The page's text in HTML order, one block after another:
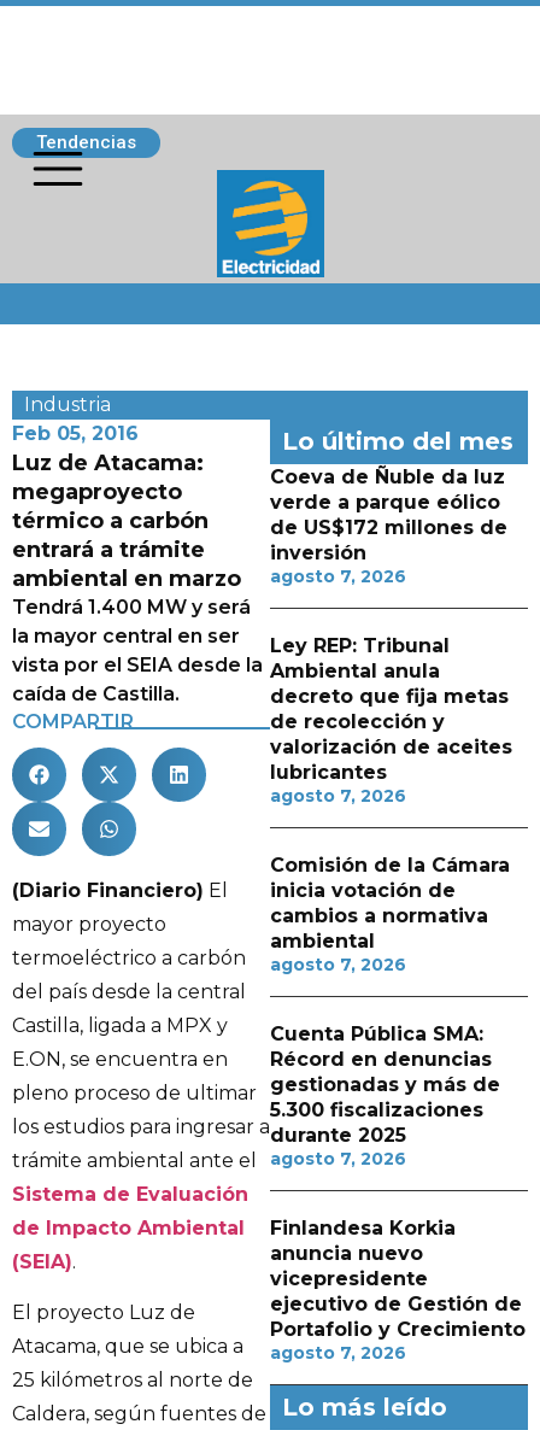
Tendencias
Industria
Feb 05, 2016
Luz de Atacama:
megaproyecto
térmico a carbón
entrará a trámite
ambiental en marzo
Tendrá 1.400 MW y será
la mayor central en ser
vista por el SEIA desde la
caída de Castilla.
COMPARTIR
(Diario Financiero) El
mayor proyecto
termoeléctrico a carbón
del país desde la central
Castilla, ligada a MPX y
E.ON, se encuentra en
pleno proceso de ultimar
los estudios para ingresar a
trámite ambiental ante el
Sistema de Evaluación
de Impacto Ambiental
(SEIA).
El proyecto Luz de
Atacama, que se ubica a
25 kilómetros al norte de
Caldera, según fuentes de
Lo último del mes
Coeva de Ñuble da luz
verde a parque eólico
de US$172 millones de
inversión
agosto 7, 2026
Ley REP: Tribunal
Ambiental anula
decreto que fija metas
de recolección y
valorización de aceites
lubricantes
agosto 7, 2026
Comisión de la Cámara
inicia votación de
cambios a normativa
ambiental
agosto 7, 2026
Cuenta Pública SMA:
Récord en denuncias
gestionadas y más de
5.300 fiscalizaciones
durante 2025
agosto 7, 2026
Finlandesa Korkia
anuncia nuevo
vicepresidente
ejecutivo de Gestión de
Portafolio y Crecimiento
agosto 7, 2026
Lo más leído